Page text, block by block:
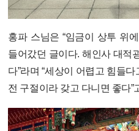
홍파 스님은 “임금이 상투 위
들어갔던 글이다. 해인사 대적
다”라며 “세상이 어렵고 힘들
전 구절이라 갖고 다니면 좋다”